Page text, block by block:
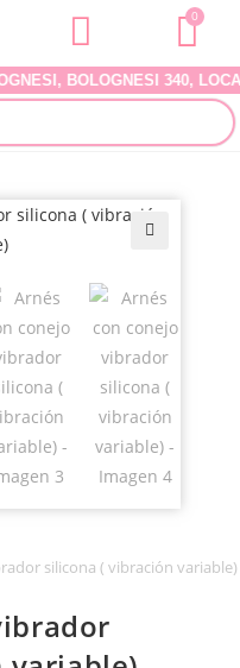
0
BOLOGNESI 340,
silicona ( vibración variable)